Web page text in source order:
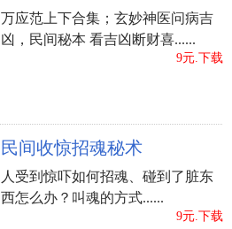
万应范上下合集；玄妙神医问病吉
凶，民间秘本 看吉凶断财喜......
9元.下载
民间收惊招魂秘术
人受到惊吓如何招魂、碰到了脏东
西怎么办？叫魂的方式......
9元.下载